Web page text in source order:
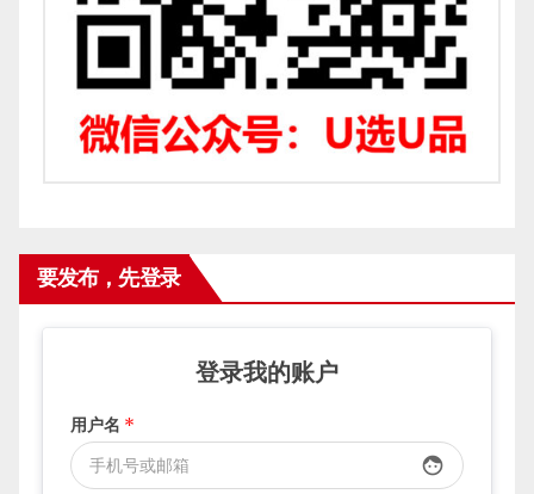
要发布，先登录
登录我的账户
用户名 *
face